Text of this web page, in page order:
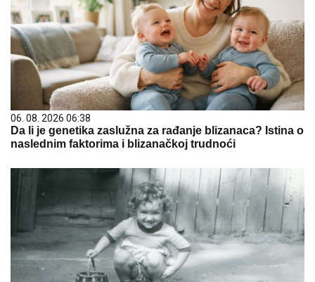
06. 08. 2026 06:38
Da li je genetika zaslužna za rađanje blizanaca? Istina o
naslednim faktorima i blizanačkoj trudnoći